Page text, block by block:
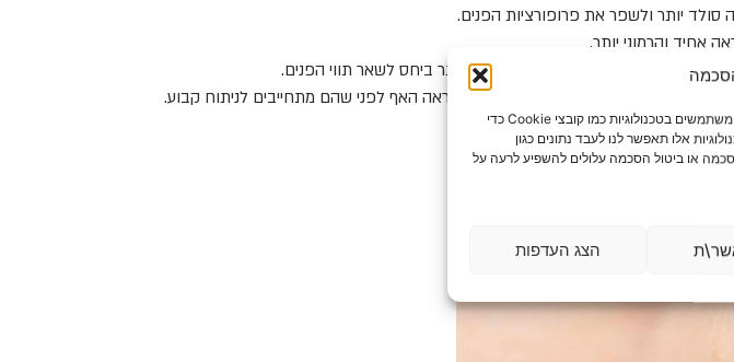
כדי לספק את חוויות המשתמש הטובות ביותר, אנו משתמשים בטכנולוגיות כמו קובצי Cookie כדי
אלו תאפשר לנו לעבד נתונים כגון
או ביטול הסכמה עלולים להשפיע לרעה על
הצג העדפות
יותר ולשפר את פרופורציות הפנים.
אחיד והרמוני יותר.
מסוימים באף כדי ליצור מראה מאוזן יותר ביחס לשאר תווי הפנים.
מאפשר למטופלים לבחון את השינוי במראה האף לפני שהם מתחייבים לניתוח קבוע.